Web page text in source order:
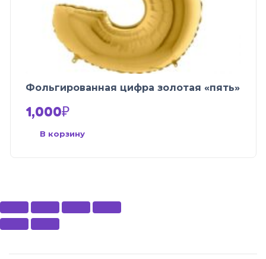
Фольгированная цифра золотая «пять»
1,000₽
В корзину